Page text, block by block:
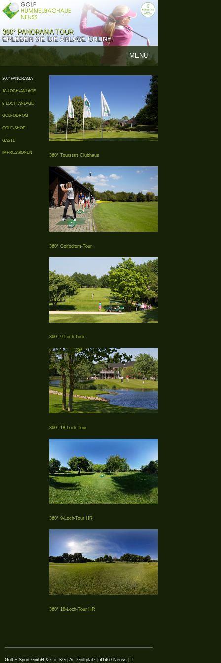
360° PANORAMA TOUR
ERLEBEN SIE DIE ANLAGE ONLINE!
MENU
360° Tourstart Clubhaus
360° Golfodrom-Tour
360° 9-Loch-Tour
360° 18-Loch-Tour
360° 9-Loch-Tour HR
360° 18-Loch-Tour HR
360° PANORAMA
18-LOCH-ANLAGE
9-LOCH-ANLAGE
GOLFODROM
GOLF-SHOP
GÄSTE
IMPRESSIONEN
Golf + Sport GmbH & Co. KG | Am Golfplatz | 41469 Neuss | T